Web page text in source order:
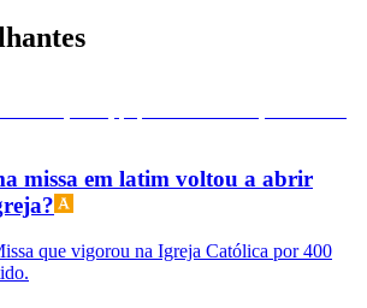
missa em latim voltou a abrir
que vigorou na Igreja Católica por 400